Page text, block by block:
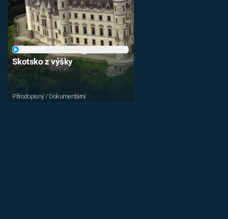
Skotsko z výšky
Přírodopisný / Dokumentární